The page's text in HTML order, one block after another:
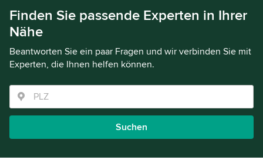
Finden Sie passende Experten in Ihrer
Nähe
Beantworten Sie ein paar Fragen und wir verbinden Sie mit
Experten, die Ihnen helfen können.
Suchen